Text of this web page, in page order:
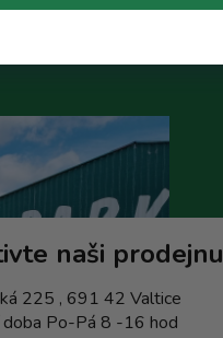
naši prodejnu
225 , 691 42 Valtice
doba Po-Pá 8 -16 hod